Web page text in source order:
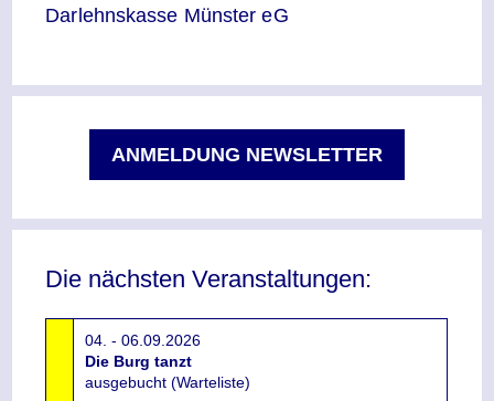
Darlehnskasse Münster eG
ANMELDUNG NEWSLETTER
Die nächsten Veranstaltungen:
04. - 06.09.2026
Die Burg tanzt
ausgebucht (Warteliste)